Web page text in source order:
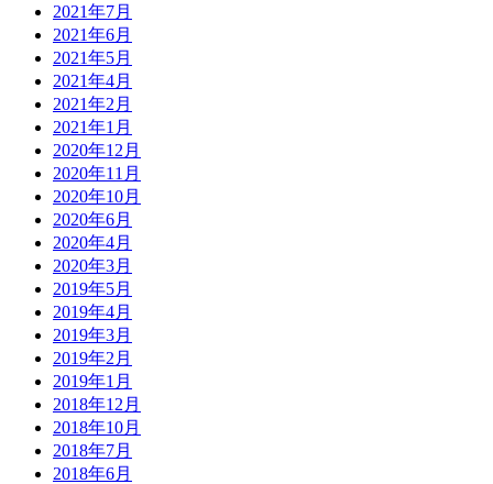
2021年7月
2021年6月
2021年5月
2021年4月
2021年2月
2021年1月
2020年12月
2020年11月
2020年10月
2020年6月
2020年4月
2020年3月
2019年5月
2019年4月
2019年3月
2019年2月
2019年1月
2018年12月
2018年10月
2018年7月
2018年6月